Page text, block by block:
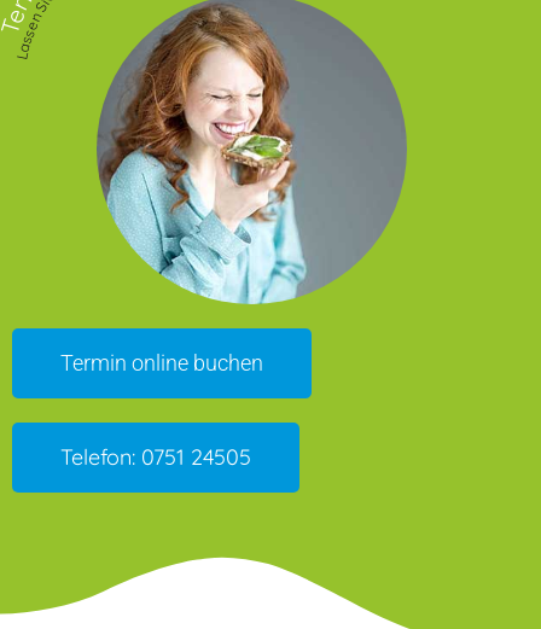
Termin online buchen
Telefon: 0751 24505